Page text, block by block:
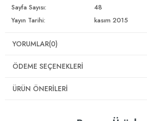
Sayfa Sayısı:
48
Yayın Tarihi:
kasım 2015
YORUMLAR(0)
ÖDEME SEÇENEKLERI
ÜRÜN ÖNERILERI